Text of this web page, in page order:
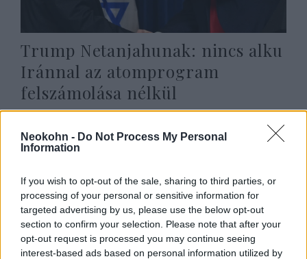
Neokohn - Do Not Process My Personal
Information
If you wish to opt-out of the sale, sharing to third parties, or
processing of your personal or sensitive information for
targeted advertising by us, please use the below opt-out
section to confirm your selection. Please note that after your
opt-out request is processed you may continue seeing
interest-based ads based on personal information utilized by
Trump Netanjahunak: nincs alku
Iránnal az atomprogram
felszámolása nélkül